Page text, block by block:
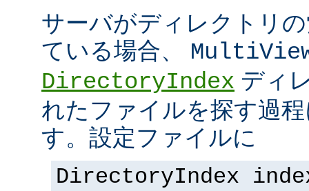
サーバがディレクトリ
ている場合、
DirectoryIndex ディ
れたファイルを探す過
す。設定ファイルに
DirectoryIndex